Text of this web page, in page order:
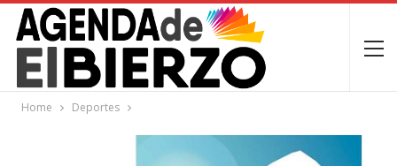
Home Deportes